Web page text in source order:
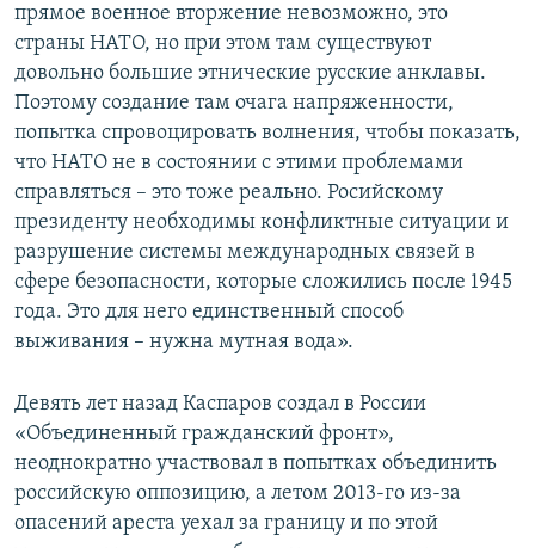
прямое военное вторжение невозможно, это
страны НАТО, но при этом там существуют
довольно большие этнические русские анклавы.
Поэтому создание там очага напряженности,
попытка спровоцировать волнения, чтобы показать,
что НАТО не в состоянии с этими проблемами
справляться – это тоже реально. Росийскому
президенту необходимы конфликтные ситуации и
разрушение системы международных связей в
сфере безопасности, которые сложились после 1945
года. Это для него единственный способ
выживания – нужна мутная вода».
Девять лет назад Каспаров создал в России
«Объединенный гражданский фронт»,
неоднократно участвовал в попытках объединить
российскую оппозицию, а летом 2013-го из-за
опасений ареста уехал за границу и по этой